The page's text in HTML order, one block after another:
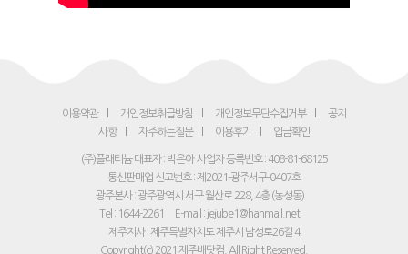
이용약관 개인정보취급방침 개인정보무단수집거부
공지
사항
자주하는질문 이용후기 입금확인
(주)플래티늄 대표자 : 박은아 사업자 등록번호 : 408-81-68125
통신판매업 신고번호 : 제2021-광주서구-0407호
광주본사 : 광주광역시 서구 월산로 228, 4층 (농성동)
Tel : 1644-2261
E-mail : jejube1@hanmail.net
제주지사 : 제주특별자치도 제주시 남성로26길 4
Copyright(c) 2021 제주배닷컴. All Right Reserved.